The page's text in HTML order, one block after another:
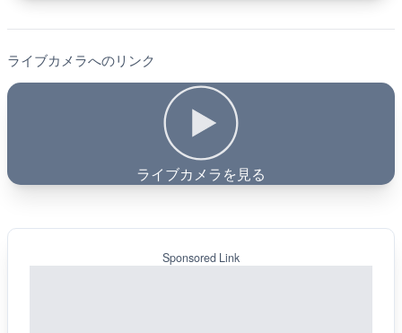
ライブカメラへのリンク
ライブカメラを見る
Sponsored Link